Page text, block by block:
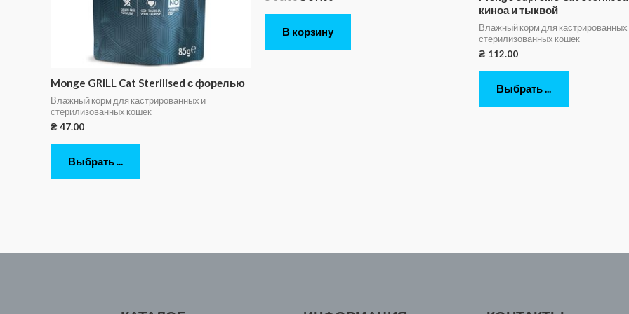
Monge GRILL Cat Sterilised с форелью
Влажный корм для кастрированных и
стерилизованных кошек
₴ 47.00
Выбрать ...
В корзину
киноа и тыквой
Влажный корм для кастрированных
стерилизованных кошек
₴ 112.00
Выбрать ...